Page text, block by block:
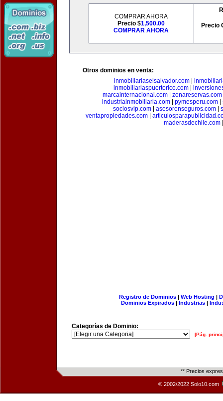
COMPRAR AHORA
Precio $1,500.00
COMPRAR AHORA
Precio
Otros dominios en venta:
inmobiliariaselsalvador.com|
inmobiliariaspuertorico.com
marcainternacional.com| zonareservas.com
industriainmobiliaria.com| pymesperu.com|
sociosvip.com
asesorenseguros.com
ventapropiedades.com
maderasdechile.com
Registro de Dominios| Web Hosting |
Dominios Expirados | Industrias |
Categorías de Dominio:
[Pág.
** Precios
© 2002/2022 Solo10.com